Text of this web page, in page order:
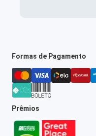
Formas de Pagamento
Prêmios